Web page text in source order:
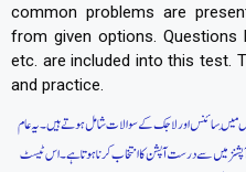
common problems are
from given options. Questions
etc. are included into this test.
and practice.
مِیں سائنس اور لاجک کے سوالات شامل ہوتے ہیں۔ یہ عام
میں سے درست آپشن کا انتخاب کرنا ہوتا ہے۔ اس ٹیسٹ